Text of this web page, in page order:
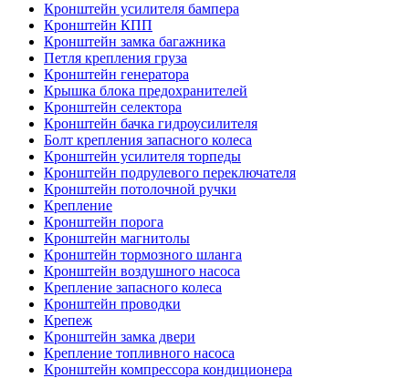
Кронштейн усилителя бампера
Кронштейн КПП
Кронштейн замка багажника
Петля крепления груза
Кронштейн генератора
Крышка блока предохранителей
Кронштейн селектора
Кронштейн бачка гидроусилителя
Болт крепления запасного колеса
Кронштейн усилителя торпеды
Кронштейн подрулевого переключателя
Кронштейн потолочной ручки
Крепление
Кронштейн порога
Кронштейн магнитолы
Кронштейн тормозного шланга
Кронштейн воздушного насоса
Крепление запасного колеса
Кронштейн проводки
Крепеж
Кронштейн замка двери
Крепление топливного насоса
Кронштейн компрессора кондиционера